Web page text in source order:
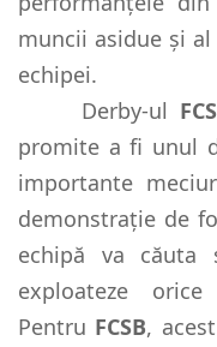
muncii asidue și
echipei.
Derby-ul
promite a fi unul
importante
demonstrație de
echipă va
exploateze
Pentru FCSB,